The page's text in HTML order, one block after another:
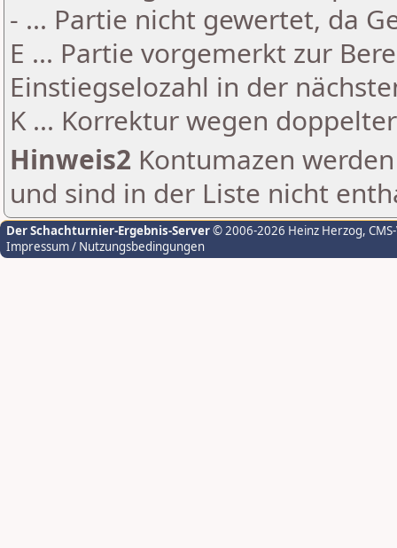
- ... Partie nicht gewertet, da
E ... Partie vorgemerkt zur
Einstiegselozahl in der
K ... Korrektur wegen
Hinweis2 Kontumazen
und sind in der Liste nicht
Der Schachturnier-Ergebnis-Server© 2006-2026 Heinz Herzog,
Impressum / Nutzungsbedingungen